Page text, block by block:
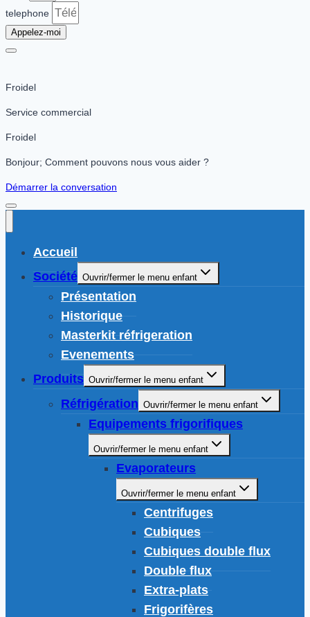
telephone
Appelez-moi
Froidel
Service commercial
Froidel
Bonjour; Comment pouvons nous vous aider ?
Démarrer la conversation
Accueil
Société Ouvrir/fermer le menu enfant
Présentation
Historique
Masterkit réfrigeration
Evenements
Produits Ouvrir/fermer le menu enfant
Réfrigération Ouvrir/fermer le menu enfant
Equipements frigorifiques
Ouvrir/fermer le menu enfant
Evaporateurs
Ouvrir/fermer le menu enfant
Centrifuges
Cubiques
Cubiques double flux
Double flux
Extra-plats
Frigorifères